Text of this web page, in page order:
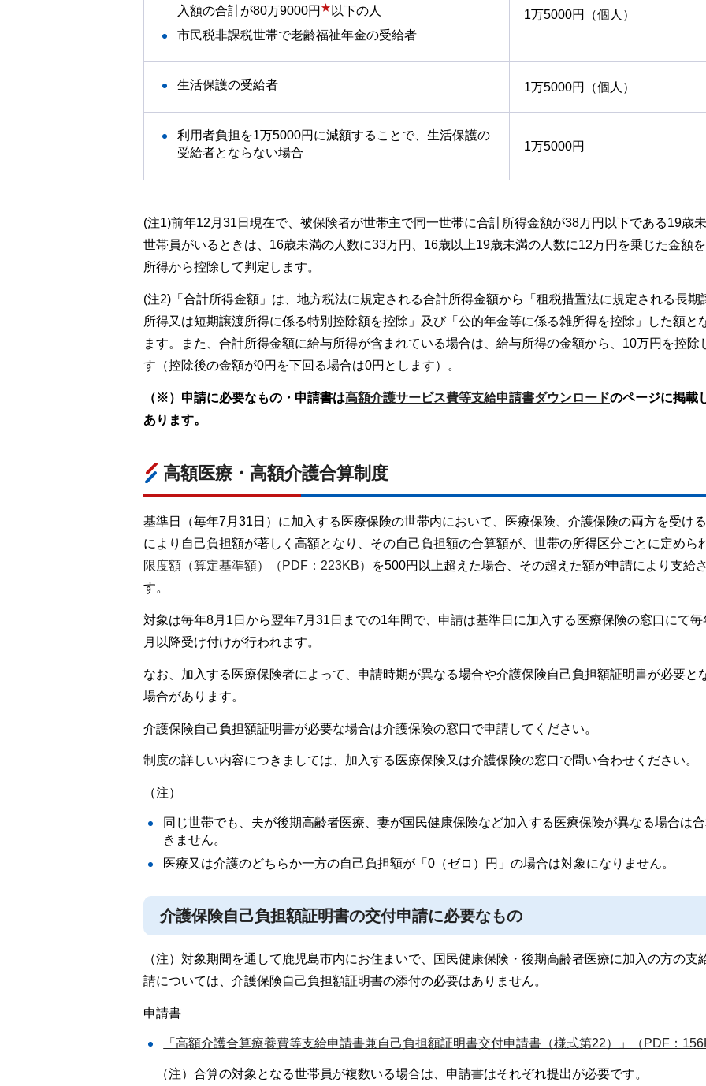
入額の合計が80万9000円 ★以下の人
市民税非課税世帯で老齢福祉年金の受給者
1万5000円（個人）
生活保護の受給者 1万5000円（個人）
利用者負担を1万5000円に減額することで、生活保護の
受給者とならない場合
1万5000円
(注1)前年12月31日現在で、被保険者が世帯主で同一世帯に合計所得金額が38万円以下である19歳
世帯員がいるときは、16歳未満の人数に33万円、16歳以上19歳未満の人数に12万円を乗じた金額
所得から控除して判定します。
(注2)「合計所得金額」は、地方税法に規定される合計所得金額から「租税措置法に規定される長期
所得又は短期譲渡所得に係る特別控除額を控除」及び「公的年金等に係る雑所得を控除」した額と
ます。また、合計所得金額に給与所得が含まれている場合は、給与所得の金額から、10万円を控除
す（控除後の金額が0円を下回る場合は0円とします）。
（※）申請に必要なもの・申請書は高額介護サービス費等支給申請書ダウンロードのページに掲載
あります。
高額医療・高額介護合算制度
基準日（毎年7月31日）に加入する医療保険の世帯内において、医療保険、介護保険の両方を受け
により自己負担額が著しく高額となり、その自己負担額の合算額が、世帯の所得区分ごとに定めら
限度額（算定基準額）（PDF：223KB）
を500円以上超えた場合、その超えた額が申請により支給
す。
対象は毎年8月1日から翌年7月31日までの1年間で、申請は基準日に加入する医療保険の窓口にて毎
月以降受け付けが行われます。
なお、加入する医療保険者によって、申請時期が異なる場合や介護保険自己負担額証明書が必要と
場合があります。
介護保険自己負担額証明書が必要な場合は介護保険の窓口で申請してください。
制度の詳しい内容につきましては、加入する医療保険又は介護保険の窓口で問い合わせください。
（注）
同じ世帯でも、夫が後期高齢者医療、妻が国民健康保険など加入する医療保険が異なる場合は
きません。
医療又は介護のどちらか一方の自己負担額が「0（ゼロ）円」の場合は対象になりません。
介護保険自己負担額証明書の交付申請に必要なもの
（注）対象期間を通して鹿児島市内にお住まいで、国民健康保険・後期高齢者医療に加入の方の支
請については、介護保険自己負担額証明書の添付の必要はありません。
申請書
「高額介護合算療養費等支給申請書兼自己負担額証明書交付申請書（様式第22）」（PDF：
（注）合算の対象となる世帯員が複数いる場合は、申請書はそれぞれ提出が必要です。